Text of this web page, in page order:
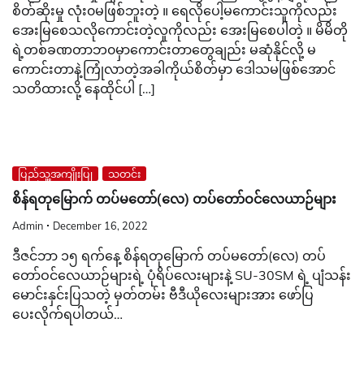
စိတ်ဆိုးမှု လုံး၀မဖြစ်ဘူးတဲ့ ။ ရေလိုပေါ့မကောင်းသူကိုလည်း
အေးမြစေသလိုကောင်းတဲ့လူကိုလည်း အေးမြစေပါတဲ့ ။ မိမိတို
ရဲ့တစ်ခဏတာဘ၀မှာကောင်းတာတွေချည်း မဆုံနိုင်လို့ မ
ကောင်းတာနဲ့ကြုံလာတဲ့အခါကိုယ်စိတ်မှာ ဒေါသမဖြစ်အောင်
သတိထားလို့ နေထိုင်ပါ […]
ပြည်သူ့အကျိုးပြု သတင်း
စိန်ရတုမြောက် တပ်မတော်(လေ) တပ်တော်ဝင်လေယာဉ်များ
Admin December 16, 2022
ဒီဇင်ဘာ ၁၅ ရက်နေ့ စိန်ရတုမြောက် တပ်မတော်(လေ) တပ်
တော်ဝင်လေယာဉ်များရဲ့ ပုံရိပ်လေးများနဲ့ SU-30SM ရဲ့ ပျံသန်း
မောင်းနှင်းပြသတဲ့ မှတ်တမ်း ဗီဒီယိုလေးများအား ဖော်ပြ
ပေးလိုက်ရပါတယ်…